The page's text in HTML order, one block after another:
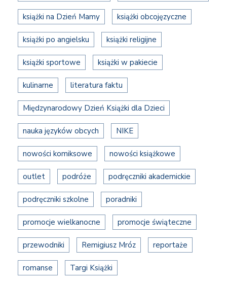
książki na Dzień Mamy książki obcojęzyczne
książki po angielsku książki religijne
książki sportowe książki w pakiecie
kulinarne literatura faktu
Międzynarodowy Dzień Książki dla Dzieci
nauka języków obcych NIKE
nowości komiksowe nowości książkowe
outlet podróże podręczniki akademickie
podręczniki szkolne poradniki
promocje wielkanocne promocje świąteczne
przewodniki Remigiusz Mróz reportaże
romanse Targi Książki